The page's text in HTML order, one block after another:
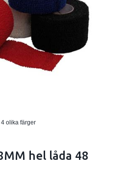
4 olika färger
hel låda 48